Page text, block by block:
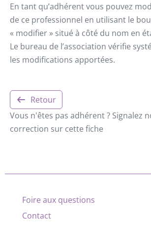
En tant qu’adhérent vous pouvez
de ce professionnel en utilisant le
« modifier » situé à côté du nom en
Le bureau de l’association vérifie
les modifications apportées.
Retour
Vous n'êtes pas adhérent ? Signalez
correction sur cette fiche
Foire aux questions
Contact